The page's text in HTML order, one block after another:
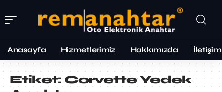
Anasayfa Hizmetlerimiz Hakkımızda İletişim
Etiket:Corvette Yedek